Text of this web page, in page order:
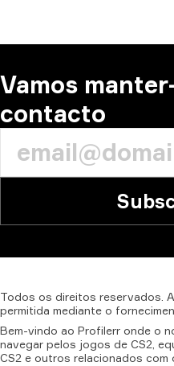
Vamos
contacto
Todos os direitos reservados. A
permitida mediante o
Bem-vindo ao Profilerr onde o
navegar pelos jogos de CS2,
CS2 e outros relacionados com